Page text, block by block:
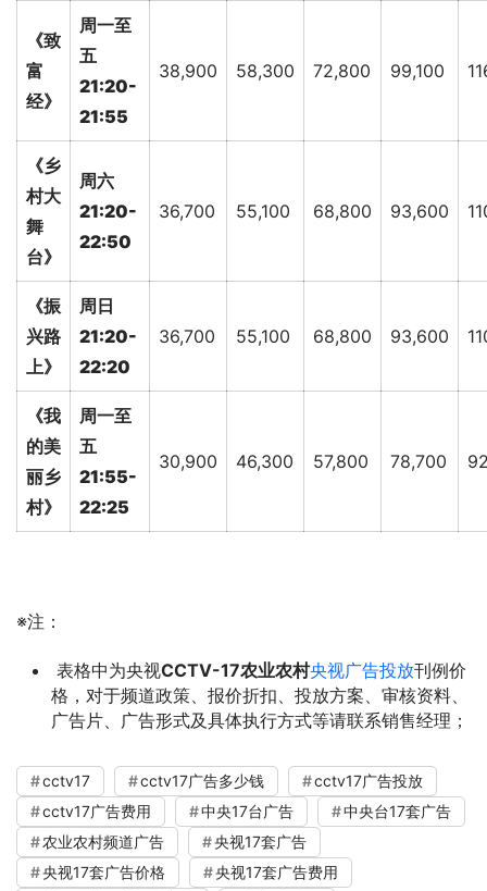
《致
富
经》
周一至
五
21:20-
21:55
38,900 58,300 72,800 99,100
《乡
村大
舞
台》
周六
21:20-
22:50
36,700 55,100 68,800 93,600
《振
兴路
上》
周日
21:20-
22:20
36,700 55,100 68,800 93,600
《我
的美
丽乡
村》
周一至
五
21:55-
22:25
30,900 46,300 57,800 78,700
※注：
表格中为央视CCTV-17农业农村央视广告投放刊例价
格，对于频道政策、报价折扣、投放方案、审核资料、
广告片、广告形式及具体执行方式等请联系销售经理；
cctv17 cctv17广告多少钱
cctv17广告投放
cctv17广告费用
中央17台广告
中央台17套广告
农业农村频道广告
央视17套广告
央视17套广告价格
央视17套广告费用